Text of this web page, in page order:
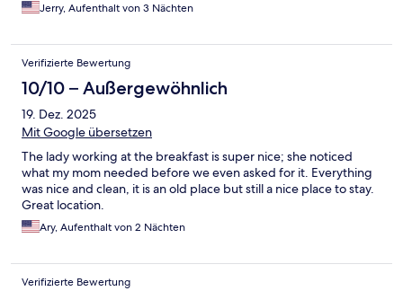
Jerry, Aufenthalt von 3 Nächten
Verifizierte Bewertung
10/10 – Außergewöhnlich
19. Dez. 2025
Mit Google übersetzen
The lady working at the breakfast is super nice; she noticed
what my mom needed before we even asked for it. Everything
was nice and clean, it is an old place but still a nice place to stay.
Great location.
Ary, Aufenthalt von 2 Nächten
Verifizierte Bewertung